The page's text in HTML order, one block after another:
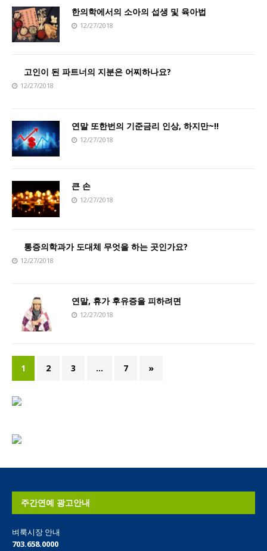
한의학에서의 소아의 섭생 및 육아법
12/27/2018
고인이 된 파트너의 지분은 어찌하나요?
12/27/2018
연말 또한번의 기준금리 인상, 하지만~!!
12/27/2018
큰 손
12/27/2018
통증의학과가 도대체 무엇을 하는 곳인가요?
12/27/2018
연말, 휴가 후유증을 피하려면
12/27/2018
1 2 3 … 7 »
주간연예 광고안내
벼룩시장 안내
703.658.0000